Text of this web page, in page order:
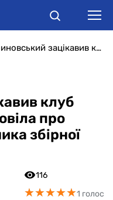
Малиновський зацікавив клуб МЛС: дружина розповіла про майбутнє півзахисника збірної України
клуб
про
збірної
116
★★★★★
★★★★★1 голос